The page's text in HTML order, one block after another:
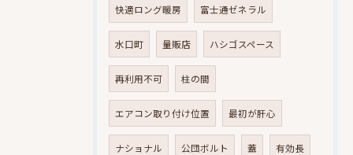
快適ロング暖房 富士通ゼネラル
水口町 量販店 ハシゴスペース
再利用不可 柱の間
エアコン取り付け位置 最初が肝心
ナショナル 公団ボルト 蓋 有効長